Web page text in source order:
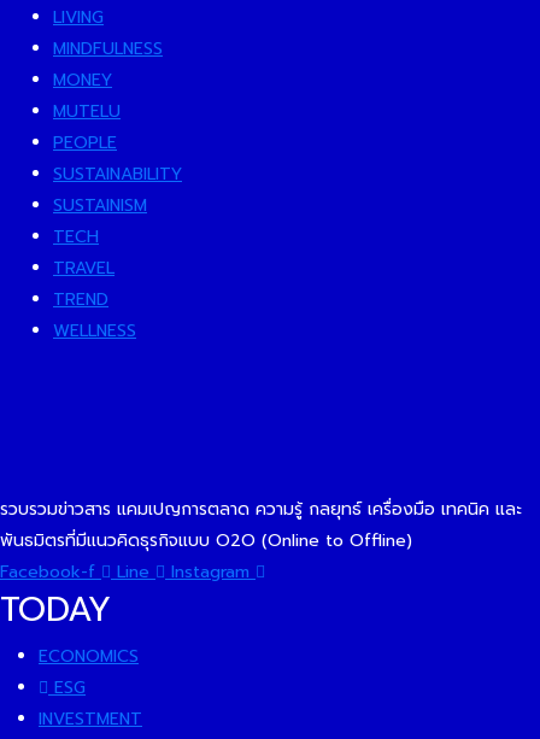
LIVING
MINDFULNESS
MONEY
MUTELU
PEOPLE
SUSTAINABILITY
SUSTAINISM
TECH
TRAVEL
TREND
WELLNESS
รวบรวมข่าวสาร แคมเปญการตลาด ความรู้ กลยุทธ์ เครื่องมือ เทคนิค และ
พันธมิตรที่มีแนวคิดธุรกิจแบบ O2O (Online to Offline)
Facebook-f
Line Instagram
TODAY
ECONOMICS
ESG
INVESTMENT